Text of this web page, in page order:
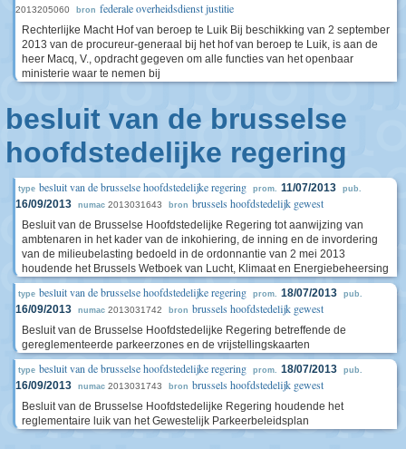
2013205060 bron federale overheidsdienst justitie
Rechterlijke Macht Hof van beroep te Luik Bij beschikking van 2 september
2013 van de procureur-generaal bij het hof van beroep te Luik, is aan de
heer Macq, V., opdracht gegeven om alle functies van het openbaar
ministerie waar te nemen bij
besluit van de brusselse
hoofdstedelijke regering
type besluit van de brusselse hoofdstedelijke regering prom. 11/07/2013 pub.
16/09/2013 numac 2013031643 bron brussels hoofdstedelijk gewest
Besluit van de Brusselse Hoofdstedelijke Regering tot aanwijzing van
ambtenaren in het kader van de inkohiering, de inning en de invordering
van de milieubelasting bedoeld in de ordonnantie van 2 mei 2013
houdende het Brussels Wetboek van Lucht, Klimaat en Energiebeheersing
type besluit van de brusselse hoofdstedelijke regering prom. 18/07/2013 pub.
16/09/2013 numac 2013031742 bron brussels hoofdstedelijk gewest
Besluit van de Brusselse Hoofdstedelijke Regering betreffende de
gereglementeerde parkeerzones en de vrijstellingskaarten
type besluit van de brusselse hoofdstedelijke regering prom. 18/07/2013 pub.
16/09/2013 numac 2013031743 bron brussels hoofdstedelijk gewest
Besluit van de Brusselse Hoofdstedelijke Regering houdende het
reglementaire luik van het Gewestelijk Parkeerbeleidsplan